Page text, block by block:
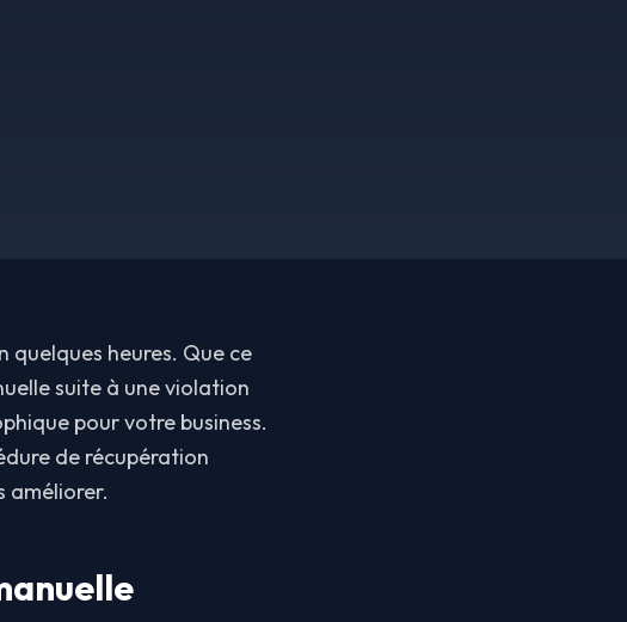
quelques heures. Que ce
suite à une violation
pour votre business.
de récupération
améliorer.